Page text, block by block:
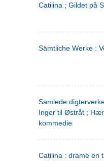
Catilina ; Gildet på
Sämtliche Werke :
Samlede
Inger til Østråt ;
kommedie
Catilina : drame en